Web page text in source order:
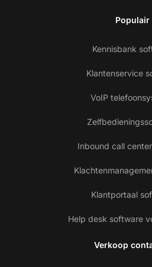
Populair
Kennisbank
Klantenservice
VoIP
Inbound call
Klantportaal
Help desk software
Verkoop